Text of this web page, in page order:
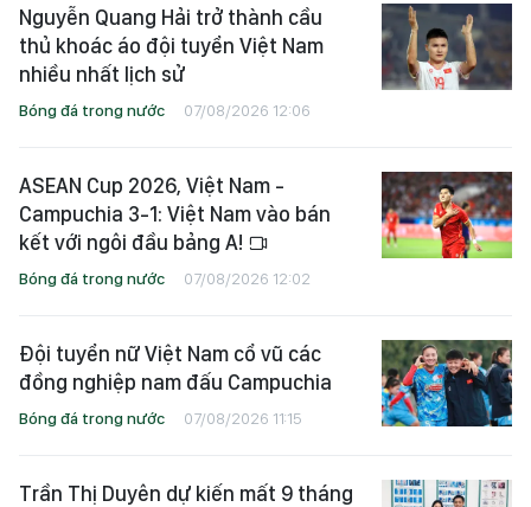
Nguyễn Quang Hải trở thành cầu
thủ khoác áo đội tuyển Việt Nam
nhiều nhất lịch sử
Bóng đá trong nước 07/08/2026 12:06
ASEAN Cup 2026, Việt Nam -
Campuchia 3-1: Việt Nam vào bán
kết với ngôi đầu bảng A!
Bóng đá trong nước 07/08/2026 12:02
Đội tuyển nữ Việt Nam cổ vũ các
đồng nghiệp nam đấu Campuchia
Bóng đá trong nước 07/08/2026 11:15
Trần Thị Duyên dự kiến mất 9 tháng